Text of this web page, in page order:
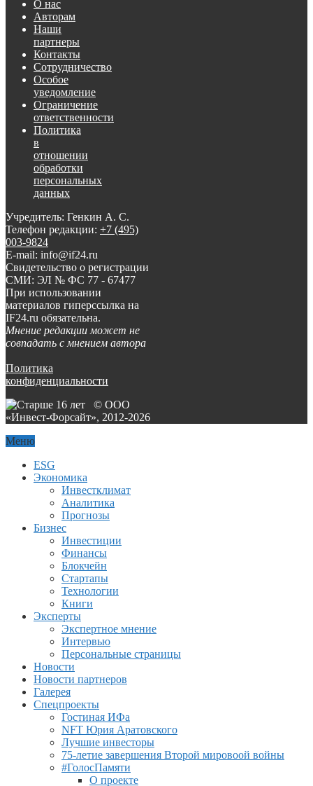
О нас
Авторам
Наши
партнеры
Контакты
Сотрудничество
Особое
уведомление
Ограничение
ответственности
Политика
в
отношении
обработки
персональных
данных
Учредитель: Генкин А. С.
Телефон редакции: +7 (495)
003-9824
E-mail: info@if24.ru
Свидетельство о регистрации
СМИ: ЭЛ № ФС 77 - 67477
При использовании
материалов гиперссылка на
IF24.ru обязательна.
Мнение редакции может не
совпадать с мнением автора
Политика
конфиденциальности
© ООО
«Инвест-Форсайт», 2012-2026
Меню
ESG
Экономика
Инвестклимат
Аналитика
Прогнозы
Бизнес
Инвестиции
Финансы
Блокчейн
Стартапы
Технологии
Книги
Эксперты
Экспертное мнение
Интервью
Персональные страницы
Новости
Новости партнеров
Галерея
Спецпроекты
Гостиная ИФа
NFT Юрия Аратовского
Лучшие инвесторы
75-летие завершения Второй мировоой войны
#ГолосПамяти
О проекте